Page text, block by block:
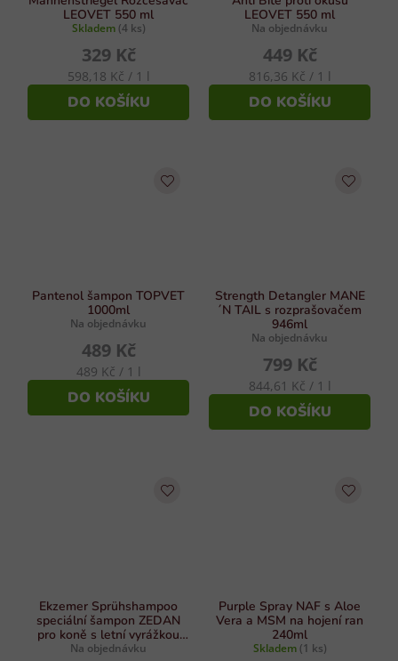
LEOVET 550 ml
Skladem (4 ks)
329 Kč
Měrná
cena:
598,18 Kč / 1 l
DO KOŠÍKU
LEOVET 550 ml
Na objednávku
449 Kč
Měrná
cena:
816,36 Kč / 1 l
DO KOŠÍKU
Pantenol šampon TOPVET
1000ml
Na objednávku
489 Kč
Měrná
cena:
489 Kč / 1 l
DO KOŠÍKU
Strength Detangler MANE
´N TAIL s rozprašovačem
946ml
Na objednávku
799 Kč
Měrná
cena:
844,61 Kč / 1 l
DO KOŠÍKU
Ekzemer Sprühshampoo
speciální šampon ZEDAN
pro koně s letní vyrážkou
250ml
Na objednávku
Purple Spray NAF s Aloe
Vera a MSM na hojení ran
240ml
Skladem (1 ks)